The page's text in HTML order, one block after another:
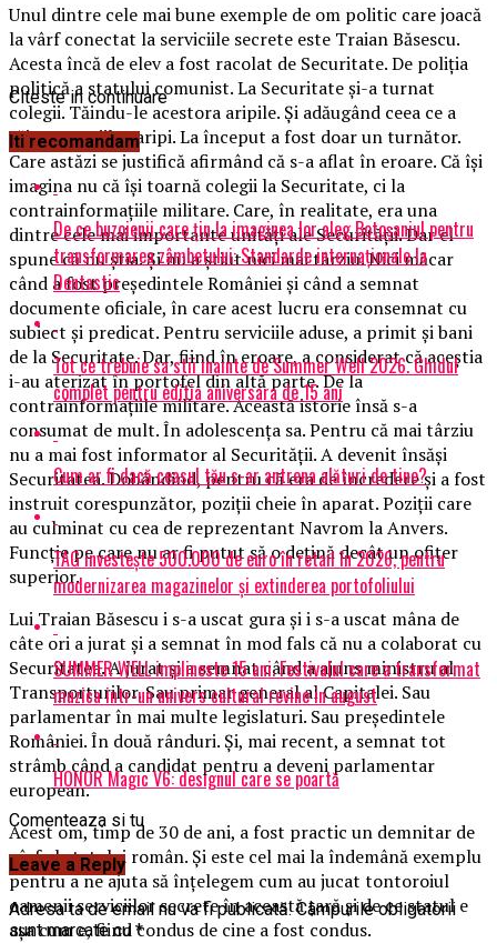
Unul dintre cele mai bune exemple de om politic care joacă
la vârf conectat la serviciile secrete este Traian Băsescu.
Acesta încă de elev a fost racolat de Securitate. De poliția
politică a statului comunist. La Securitate și-a turnat
colegii. Tăindu-le acestora aripile. Și adăugând ceea ce a
tăiat propriilor aripi. La început a fost doar un turnător.
Care astăzi se justifică afirmând că s-a aflat în eroare. Că își
imagina nu că își toarnă colegii la Securitate, ci la
contrainformațiile militare. Care, în realitate, era una
dintre cele mai importante unități ale Securității. Dar el
spune că nu știa. Și nu a știut nici mai târziu. Nici măcar
când a fost președintele României și când a semnat
documente oficiale, în care acest lucru era consemnat cu
subiect și predicat. Pentru serviciile aduse, a primit și bani
de la Securitate. Dar, fiind în eroare, a considerat că aceștia
i-au aterizat în portofel din altă parte. De la
contrainformațiile militare. Această istorie însă s-a
consumat de mult. În adolescența sa. Pentru că mai târziu
nu a mai fost informator al Securității. A devenit însăși
Securitatea. Dobândind, pentru că era de încredere și a fost
instruit corespunzător, poziții cheie în aparat. Poziții care
au culminat cu cea de reprezentant Navrom la Anvers.
Funcție pe care nu ar fi putut să o dețină decât un ofițer
superior.
Lui Traian Băsescu i s-a uscat gura și i s-a uscat mâna de
câte ori a jurat și a semnat în mod fals că nu a colaborat cu
Securitatea. A jurat și a semnat când a ajuns ministru al
Transporturilor. Sau primar general al Capitalei. Sau
parlamentar în mai multe legislaturi. Sau președintele
României. În două rânduri. Și, mai recent, a semnat tot
strâmb când a candidat pentru a deveni parlamentar
european.
Acest om, timp de 30 de ani, a fost practic un demnitar de
vârf al statului român. Și este cel mai la îndemână exemplu
pentru a ne ajuta să înțelegem cum au jucat tontoroiul
oamenii serviciilor secrete în această țară și de ce statul e
așa cum e, fiind condus de cine a fost condus.
Citeste in continuare
Iti recomandam
De ce buzoienii care țin la imaginea lor aleg Botoșaniul pentru
transformarea zâmbetului: Standarde internaționale la
Dentastic
Tot ce trebuie sa stii inainte de Summer Well 2026. Ghidul
complet pentru editia aniversara de 15 ani
Cum ar fi dacă ceasul tău s-ar antrena alături de tine?
TAG investește 500.000 de euro în retail în 2026, pentru
modernizarea magazinelor și extinderea portofoliului
SUMMER WELL implineste 15 ani. Festivalul care a transformat
muzica intr-un univers cultural revine in august
HONOR Magic V6: designul care se poartă
Comenteaza si tu
Leave a Reply
Adresa ta de email nu va fi publicată. Câmpurile obligatorii
sunt marcate cu*